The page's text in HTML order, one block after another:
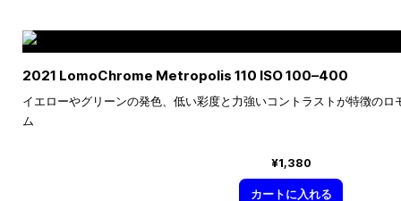
2021 LomoChrome Metropolis 110 ISO100–400
イエローやグリーンの発色、低い彩度と力強いコントラストが特徴のロ
ム
¥1,380
カートに入れる